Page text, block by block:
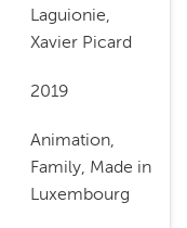
Laguionie,
Xavier Picard
2019
Animation,
Family, Made in
Luxembourg